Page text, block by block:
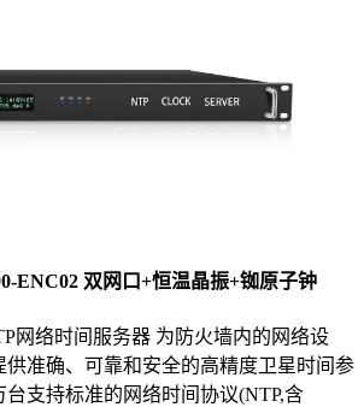
ENC02 双网口+恒温晶振+铷原子钟
网络时间服务器 为防火墙内的网络设
供准确、可靠和安全的高精度卫星时间参
支持标准的网络时间协议(NTP,含